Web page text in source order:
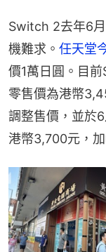
Switch 2去年6
機難求。 任天堂
價1萬日圓。目
零售價為港幣
調整售價，並於
港幣3,700元，加